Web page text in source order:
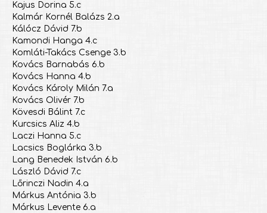
Kajus Dorina 5.c
Kalmár Kornél Balázs 2.a
Kálócz Dávid 7.b
Kamondi Hanga 4.c
Komláti-Takács Csenge 3.b
Kovács Barnabás 6.b
Kovács Hanna 4.b
Kovács Károly Milán 7.a
Kovács Olivér 7.b
Kövesdi Bálint 7.c
Kurcsics Aliz 4.b
Laczi Hanna 5.c
Lacsics Boglárka 3.b
Lang Benedek István 6.b
László Dávid 7.c
Lőrinczi Nadin 4.a
Márkus Antónia 3.b
Márkus Levente 6.a